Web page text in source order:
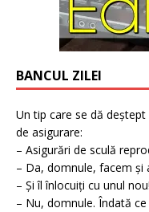
BANCUL ZILEI
Un tip care se dă
de asigurare:
– Asigurări de sculă
– Da, domnule, facem și
– Și îl înlocuiți cu unul
– Nu, domnule. Îndată